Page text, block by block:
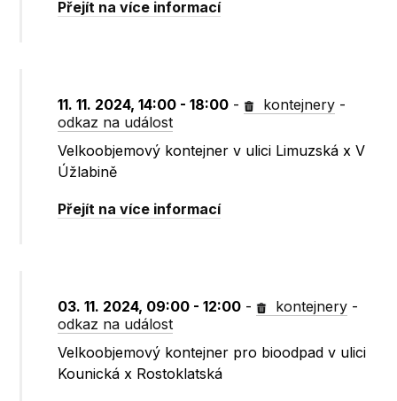
Přejít na více informací
11. 11. 2024, 14:00 - 18:00 - kontejnery -
odkaz na událost
Velkoobjemový kontejner v ulici Limuzská x V
Úžlabině
Přejít na více informací
03. 11. 2024, 09:00 - 12:00 - kontejnery -
odkaz na událost
Velkoobjemový kontejner pro bioodpad v ulici
Kounická x Rostoklatská